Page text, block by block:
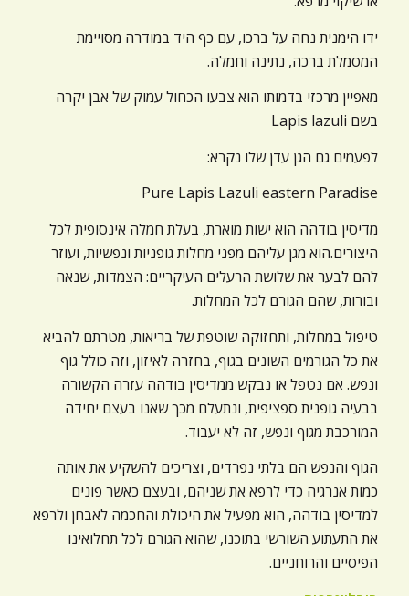
ידו הימנית נחה על ברכו, עם כף היד במודרה מסויימת
המסמלת ברכה, נתינה וחמלה.
מאפיין מרכזי בדמותו הוא צבעו הכחול עמוק של אבן יקרה
בשם Lapis lazuli
לפעמים גם הגן עדן שלו נקרא:
Pure Lapis Lazuli eastern Paradise
מדיסין בודהה הוא ישות מוארת, בעלת חמלה אינסופית לכל
היצורים.הוא מגן עליהם מפני מחלות גופניות ונפשיות, ועוזר
להם לבער את שלושת הרעלים העיקריים: הצמדות, שנאה
ובורות, שהם הגורם לכל המחלות.
טיפול במחלות, ותחזוקה שוטפת של בריאות, מטרתם להביא
את כל הגורמים השונים בגוף, בחזרה לאיזון, וזה כולל גוף
ונפש. אם נטפל או נבקש ממדיסין בודהה עזרה הקשורה
בבעיה גופנית ספציפית, ונתעלם מכך שאנו בעצם יחידה
המורכבת מגוף ונפש, זה לא יעבוד.
הגוף והנפש הם בלתי נפרדים, וצריכים להשקיע את אותה
כמות אנרגיה כדי לרפא את שניהם, ובעצם כאשר פונים
למדיסין בודהה, הוא מפעיל את היכולת והחכמה לאבחן ולרפא
את התעתוע השורשי בתוכנו, שהוא הגורם לכל תחלואינו
הפיסיים והרוחניים.